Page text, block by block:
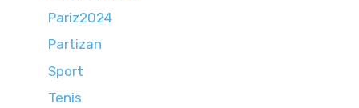
Pariz2024
Partizan
Sport
Tenis